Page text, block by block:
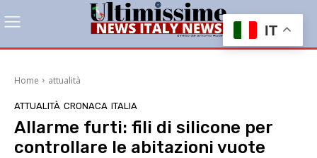
Home attualità
ATTUALITÀ CRONACA ITALIA
Allarme furti: fili di silicone per
controllare le abitazioni vuote
IT